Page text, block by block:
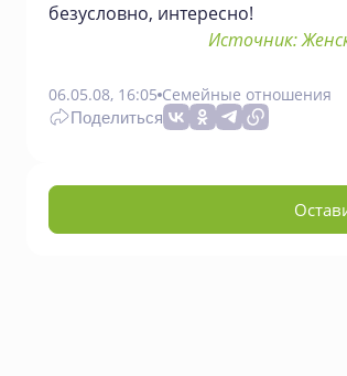
безусловно, интересно!
Источник:
06.05.08, 16:05 Семейные отношения
Поделиться